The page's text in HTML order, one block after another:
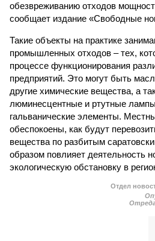
обезвреживанию отходов
сообщает издание «Свободные
Такие объекты на практике
промышленных отходов – тех,
процессе функционирования
предприятий. Это могут быть
другие химические вещества, а
люминесцентные и ртутные
гальванические элементы.
обеспокоены, как будут
вещества по разбитым
образом повлияет деятельность
экологическую обстановку в
Отдел